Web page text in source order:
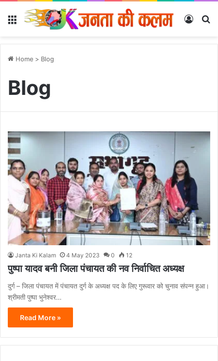
Menu Log In
Home > Blog
Blog
Janta Ki Kalam 4 May 2023 0 12
पुष्पा यादव बनी जिला पंचायत की नव निर्वाचित अध्यक्ष
दुर्ग – जिला पंचायत में पंचायत दुर्ग के अध्यक्ष पद के लिए गुरूवार को चुनाव संपन्न हुआ।
श्रीमती पुष्पा भुनेश्वर…
Read More »